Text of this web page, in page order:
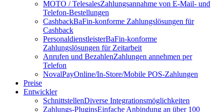
MOTO / TelesalesZahlungsannahme von E-Mail- und
Telefon-Bestellungen
CashbackBaFin-konforme Zahlungslösungen für
Cashback
PersonaldienstleisterBaFin-konforme
Zahlungslösungen für Zeitarbeit
Anrufen und BezahlenZahlungen annehmen per
Telefon
NovalPayOnline/In-Store/Mobile POS-Zahlungen
Preise
Entwickler
SchnittstellenDiverse Integrationsmöglichkeiten
Zahlungs-PluginsEinfache Anbindung an über 100